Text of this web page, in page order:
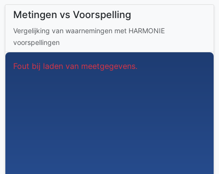
Metingen vs Voorspelling
Vergelijking van waarnemingen met HARMONIE
voorspellingen
Fout bij laden van meetgegevens.